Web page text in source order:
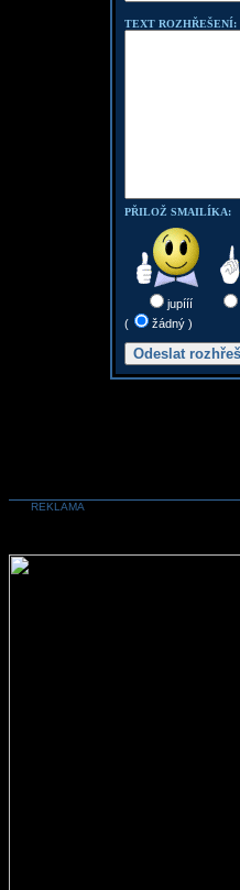
TEXT ROZHŘEŠENÍ:
PŘILOŽ SMAILÍKA:
jupííí
(
žádný )
REKLAMA